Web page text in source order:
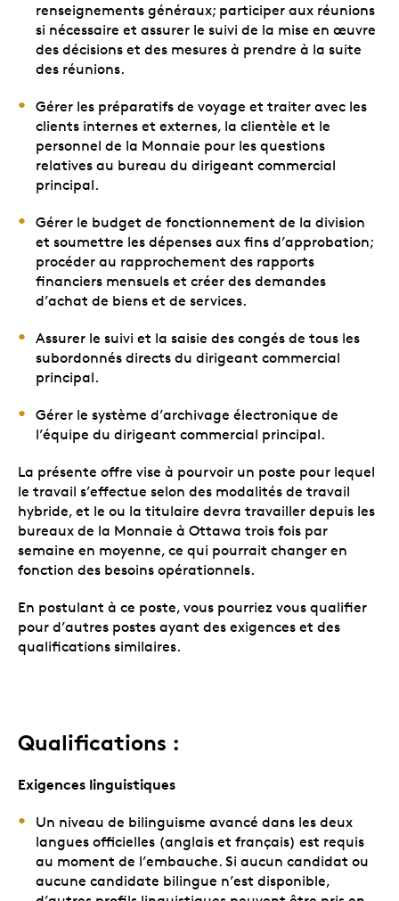
renseignements généraux; participer aux réunions
si nécessaire et assurer le suivi de la mise en œuvre
des décisions et des mesures à prendre à la suite
des réunions.
Gérer les préparatifs de voyage et traiter avec les
clients internes et externes, la clientèle et le
personnel de la Monnaie pour les questions
relatives au bureau du dirigeant commercial
principal.
Gérer le budget de fonctionnement de la division
et soumettre les dépenses aux fins d’approbation;
procéder au rapprochement des rapports
financiers mensuels et créer des demandes
d’achat de biens et de services.
Assurer le suivi et la saisie des congés de tous les
subordonnés directs du dirigeant commercial
principal.
Gérer le système d’archivage électronique de
l’équipe du dirigeant commercial principal.
La présente offre vise à pourvoir un poste pour lequel
le travail s’effectue selon des modalités de travail
hybride, et le ou la titulaire devra travailler depuis les
bureaux de la Monnaie à Ottawa trois fois par
semaine en moyenne, ce qui pourrait changer en
fonction des besoins opérationnels.
En postulant à ce poste, vous pourriez vous qualifier
pour d’autres postes ayant des exigences et des
qualifications similaires.
Qualifications :
Exigences linguistiques
Un niveau de bilinguisme avancé dans les deux
langues officielles (anglais et français) est requis
au moment de l’embauche. Si aucun candidat ou
aucune candidate bilingue n’est disponible,